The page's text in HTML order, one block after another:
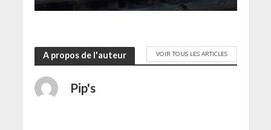
r
e
A propos de l'auteur VOIR TOUS LES ARTICLES
Pip's